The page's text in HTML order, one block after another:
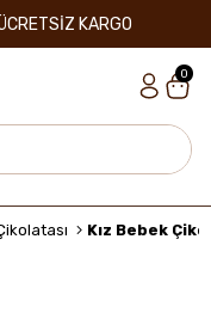
KARGO
0